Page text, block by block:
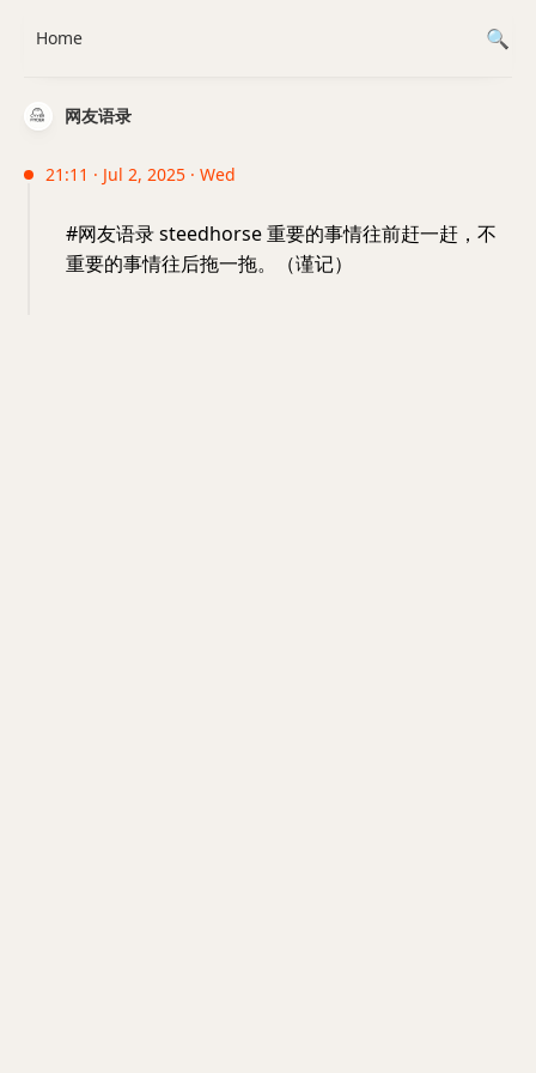
网友语录
21:11 · Jul 2, 2025 · Wed
#网友语录 steedhorse 重要的事情往前赶一赶，不
重要的事情往后拖一拖。（谨记）
Home